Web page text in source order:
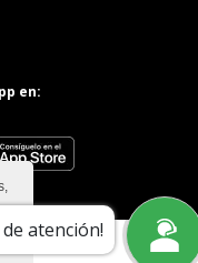
de atención!
en: